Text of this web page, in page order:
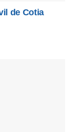
de Cotia